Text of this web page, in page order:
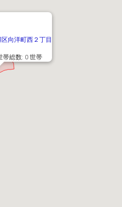
向洋町西２丁目
総数: 0 世帯